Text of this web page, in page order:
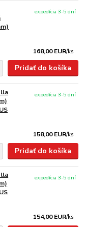
168,00 EUR/ks
expedícia 3-5 dní
Pridať do košíka
158,00 EUR/ks
expedícia 3-5 dní
Pridať do košíka
154,00 EUR/ks
expedícia 3-5 dní